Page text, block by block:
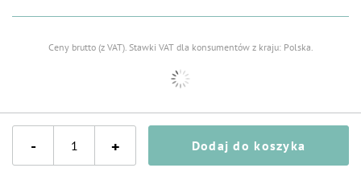
- + Dodaj do koszyka
Ceny brutto (z VAT). Stawki VAT dla konsumentów z kraju: Polska